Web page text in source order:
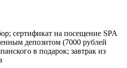
сертификат на посещение SPA
депозитом (7000 рублей
в подарок; завтрак из